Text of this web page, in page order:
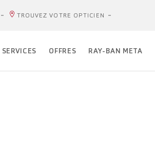
TROUVEZ VOTRE OPTICIEN
SERVICES OFFRES RAY-BAN META